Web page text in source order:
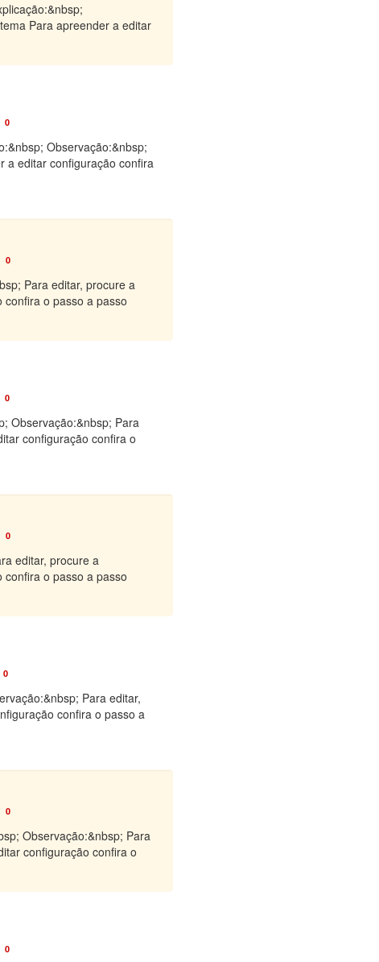
Para apreender a editar
0
Observação:&nbsp;
a editar configuração confira
0
Para editar, procure a
o passo a passo
0
Observação:&nbsp; Para
configuração confira o
0
editar, procure a
o passo a passo
0
Para editar,
confira o passo a
0
Observação:&nbsp; Para
configuração confira o
0